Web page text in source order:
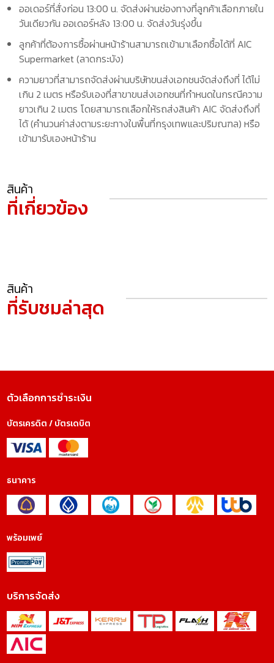
ออเดอร์ที่สั่งก่อน 13:00 น. จัดส่งผ่านช่องทางที่ลูกค้าเลือกภายใน
วันเดียวกัน ออเดอร์หลัง 13:00 น. จัดส่งวันรุ่งขึ้น
ลูกค้าที่ต้องการซื้อผ่านหน้าร้านสามารถเข้ามาเลือกซื้อได้ที่ AIC
Supermarket (ลาดกระบัง)
ความยาวที่สามารถจัดส่งผ่านบริษัทขนส่งเอกชนจัดส่งถึงที่ ได้ไม่
เกิน 2 เมตร หรือรับเองที่สาขาขนส่งเอกชนที่กำหนดในกรณีความ
ยาวเกิน 2 เมตร โดยสามารถเลือกให้รถส่งสินค้า AIC จัดส่งถึงที่
ได้ (คำนวนค่าส่งตามระยะทางในพื้นที่กรุงเทพและปริมณฑล) หรือ
เข้ามารับเองหน้าร้าน
สินค้า
ที่เกี่ยวข้อง
สินค้า
ที่รับชมล่าสุด
ตัวเลือกการชำระเงิน
บัตรเครดิต / บัตรเดบิต
ธนาคาร
พร้อมเพย์
บริการจัดส่ง